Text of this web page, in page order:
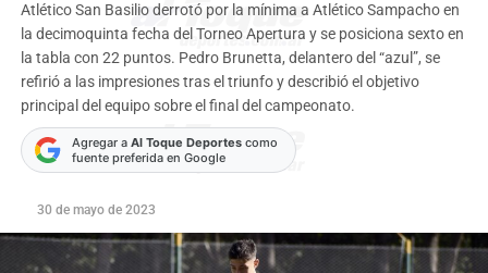
Atlético San Basilio derrotó por la mínima a Atlético Sampacho en
la decimoquinta fecha del Torneo Apertura y se posiciona sexto en
la tabla con 22 puntos. Pedro Brunetta, delantero del “azul”, se
refirió a las impresiones tras el triunfo y describió el objetivo
principal del equipo sobre el final del campeonato.
Agregar a Al Toque Deportescomo
fuente preferida en Google
30 de mayo de 2023